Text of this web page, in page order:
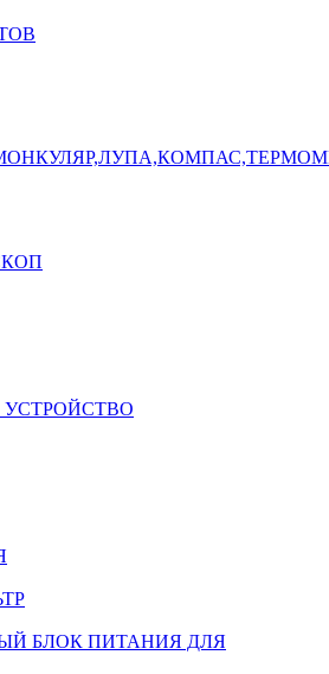
УСТРОЙСТВО
БЛОК ПИТАНИЯ ДЛЯ